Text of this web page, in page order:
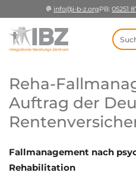
info@i-b-z.orgPB: 05251
Reha-
Auftrag der
Fallmanagement nach
Rehabilitation